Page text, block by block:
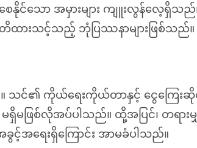
င်သော အမှားများ ကျူးလွန်လေ့ရှိသည်။
တိထားသင့်သည့် ဘုံပြဿနာများဖြစ်သည်။
။ သင်၏ ကိုယ်ရေးကိုယ်တာနှင့် ငွေကြေး
မဖြစ်လိုအပ်ပါသည်။ ထို့အပြင်၊ တရားမ
အရေးရှိကြောင်း အာမခံပါသည်။